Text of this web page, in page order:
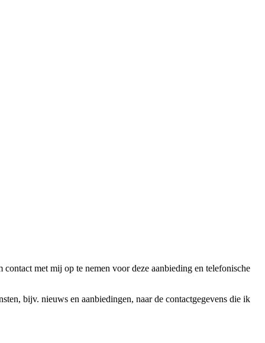
met mij op te nemen voor deze aanbieding en telefonische
bijv. nieuws en aanbiedingen, naar de contactgegevens die ik